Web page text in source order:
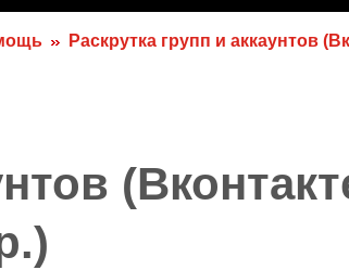
Раскрутка групп и аккаунтов